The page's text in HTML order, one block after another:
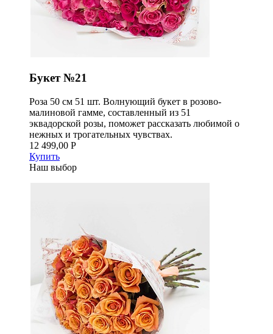
Букет №21
Роза 50 см 51 шт. Волнующий букет в розово-
малиновой гамме, составленный из 51
эквадорской розы, поможет рассказать любимой о
нежных и трогательных чувствах.
12 499,00 Р
Купить
Наш выбор